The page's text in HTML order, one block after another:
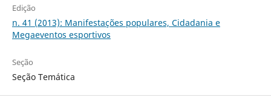
Edição
n. 41 (2013): Manifestações populares, Cidadania e
Megaeventos esportivos
Seção
Seção Temática